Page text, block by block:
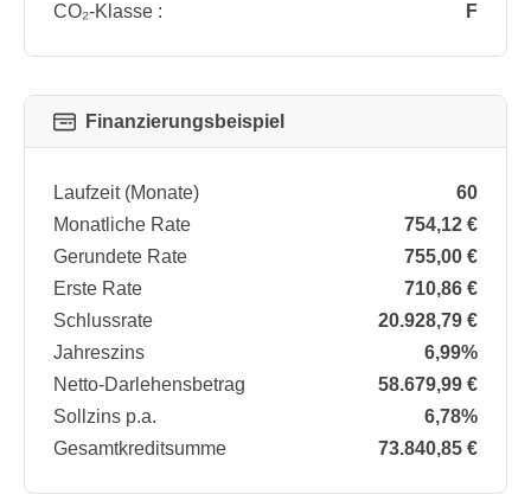
CO₂-Klasse :
F
Finanzierungsbeispiel
Laufzeit (Monate)
60
Monatliche Rate
754,12 €
Gerundete Rate
755,00 €
Erste Rate
710,86 €
Schlussrate
20.928,79 €
Jahreszins
6,99%
Netto-Darlehensbetrag
58.679,99 €
Sollzins p.a.
6,78%
Gesamtkreditsumme
73.840,85 €